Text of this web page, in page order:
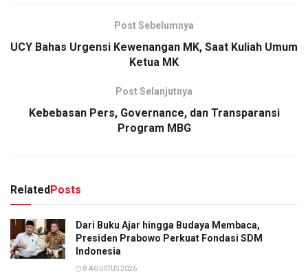
Post Sebelumnya
UCY Bahas Urgensi Kewenangan MK, Saat Kuliah Umum
Ketua MK
Post Selanjutnya
Kebebasan Pers, Governance, dan Transparansi
Program MBG
Related Posts
Dari Buku Ajar hingga Budaya Membaca,
Presiden Prabowo Perkuat Fondasi SDM
Indonesia
8 AGUSTUS 2026